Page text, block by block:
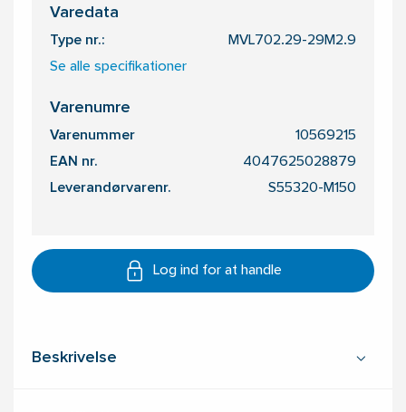
Varedata
Type nr.: MVL702.29-29M2.9
Se alle specifikationer
Varenumre
Varenummer 10569215
EAN nr. 4047625028879
Leverandørvarenr. S55320-M150
Log ind for at handle
Beskrivelse